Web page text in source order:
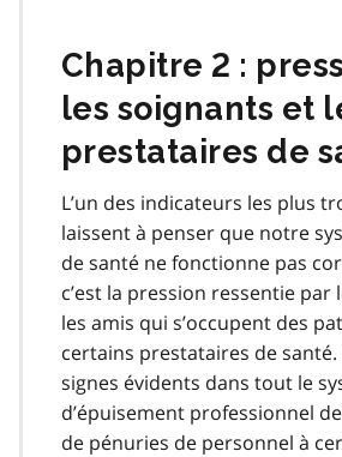
Chapitre 2 :
les soignants et
prestataires de
L’un des indicateurs les plus
laissent à penser que notre
de santé ne fonctionne pas
c’est la pression ressentie par
les amis qui s’occupent des
certains prestataires de santé.
signes évidents dans tout le
d’épuisement professionnel
de pénuries de personnel à